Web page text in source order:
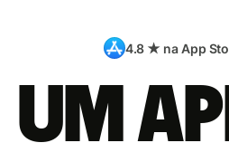
4.8 ★ na App
Um